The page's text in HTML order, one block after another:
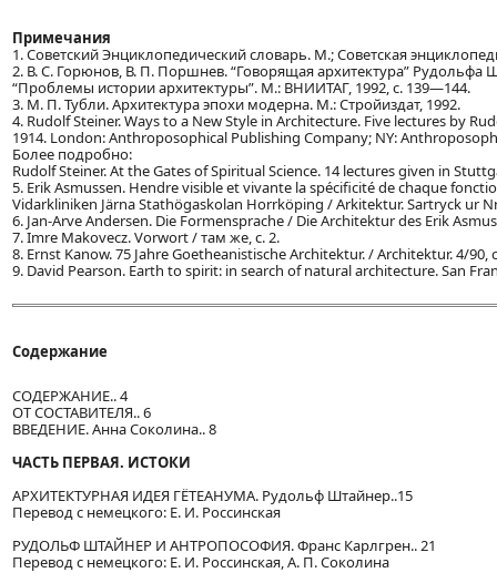
Примечания
1. Советский Энциклопедический словарь. М.; Советская
2. В. С. Горюнов, В. П. Поршнев. “Говорящая архитектура”
“Проблемы истории архитектуры”. М.: ВНИИТАГ, 1992, с. 139—144.
3. М. П. Тубли. Архитектура эпохи модерна. М.: Стройиздат, 1992.
4. Rudolf Steiner. Ways to a New Style in Architecture. Five lectures by
1914. London: Anthroposophical Publishing Company; NY:
Более подробно:
Rudolf Steiner. At the Gates of Spiritual Science. 14 lectures given in
5. Erik Asmussen. Hendre visible et vivante la spécificité de chaque
Vidarkliniken Järna Stathögaskolan Horrköping / Arkitektur. Sartryck ur
6. Jan-Arve Andersen. Die Formensprache / Die Architektur des Erik
7. Imre Makovecz. Vorwort / там же, с. 2.
8. Ernst Kanow. 75 Jahre Goetheanistische Architektur. / Architektur. 4/90,
9. David Pearson. Earth to spirit: in search of natural architecture. San
Содержание
СОДЕРЖАНИЕ.. 4
ОТ СОСТАВИТЕЛЯ.. 6
ВВЕДЕНИЕ. Анна Соколина.. 8
ЧАСТЬ ПЕРВАЯ. ИСТОКИ
АРХИТЕКТУРНАЯ ИДЕЯ ГЁТЕАНУМА. Рудольф Штайнер..15
Перевод с немецкого: Е. И. Россинская
РУДОЛЬФ ШТАЙНЕР И АНТРОПОСОФИЯ. Франс Карлгрен.. 21
Перевод с немецкого: Е. И. Россинская, А. П. Соколина